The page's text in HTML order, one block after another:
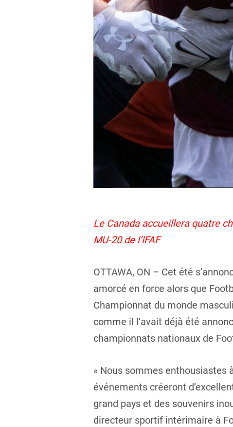
Le Canada accueillera quatre
MU-20 de l’IFAF
OTTAWA, ON – Cet été
amorcé en force alors que
Championnat du monde
comme il l’avait déjà été
championnats nationaux de
« Nous sommes enthousiastes
événements créeront
grand pays et des souvenirs
directeur sportif intérimaire à